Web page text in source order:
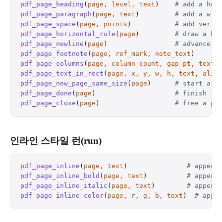
pdf_page_heading ( page , level , text ) # add a
pdf_page_paragraph ( page , text ) # add a
pdf_page_space ( page , points ) # add
pdf_page_horizontal_rule ( page ) # draw a
pdf_page_newline ( page ) # advance
pdf_page_footnote ( page , ref_mark , note_text
pdf_page_columns ( page , column_count , gap_pt , text
pdf_page_text_in_rect ( page , x , y , w , h , text ,
align
pdf_page_new_page_same_size ( page ) # start a
pdf_page_done ( page ) # finish
pdf_page_close ( page ) # free a
인라인 스타일 런(run)
pdf_page_inline ( page , text ) #
pdf_page_inline_bold ( page , text ) #
pdf_page_inline_italic ( page , text ) #
pdf_page_inline_color( page , r , g , b , text ) #